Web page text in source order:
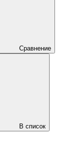
Сравнение
В список